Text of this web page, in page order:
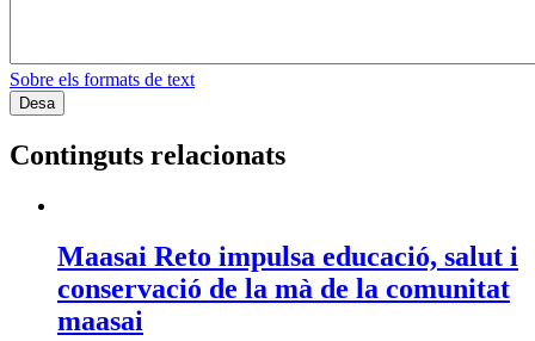
Sobre els formats de text
Continguts relacionats
Maasai Reto impulsa educació, salut i
conservació de la mà de la comunitat
maasai